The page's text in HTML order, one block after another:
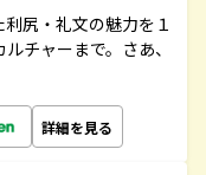
尻・礼文の魅力を１
チャーまで。さあ、
詳細を見る